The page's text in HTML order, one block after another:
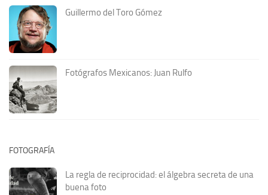
Guillermo del Toro Gómez
Fotógrafos Mexicanos: Juan Rulfo
FOTOGRAFÍA
La regla de reciprocidad: el álgebra secreta de una
buena foto